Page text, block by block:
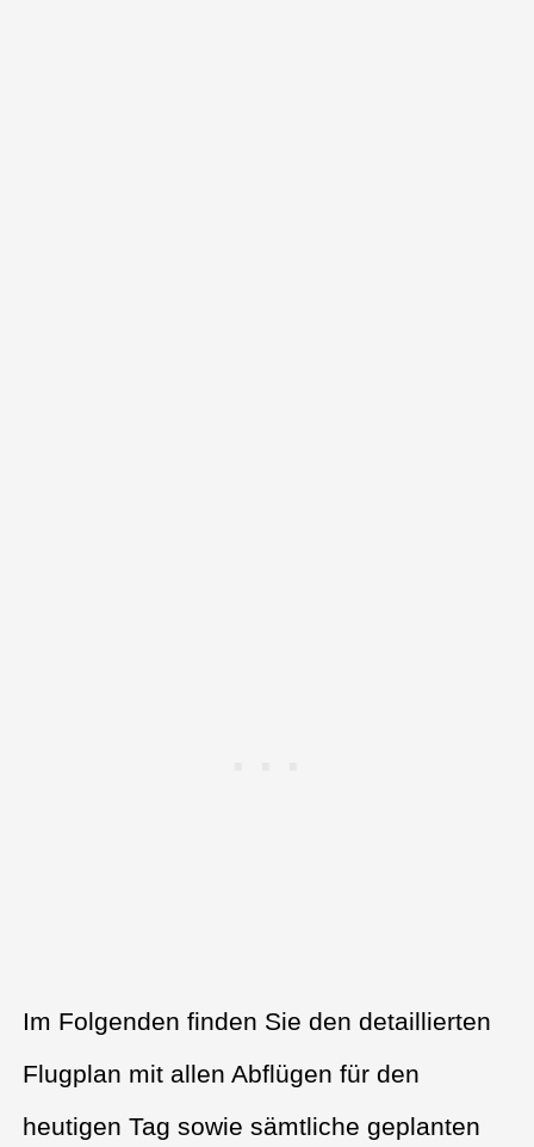
Im Folgenden finden Sie den detaillierten
Flugplan mit allen Abflügen für den
heutigen Tag sowie sämtliche geplanten